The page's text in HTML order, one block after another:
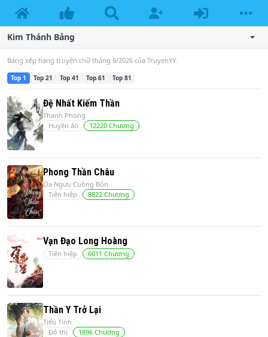
Kim Thánh Bảng
Bảng xếp hạng truyện chữ tháng 8/2026 của TruyenYY.
Top 1 Top 21 Top 41 Top 61 Top 81
Đệ Nhất Kiếm Thần
Thanh Phong
Huyền ảo
12220 Chương
Phong Thần Châu
Oa Ngưu Cuồng Bôn
Tiên hiệp
8822 Chương
Vạn Đạo Long Hoàng
Tiên hiệp 6011 Chương
Thần Y Trở Lại
Tiểu Tinh
Đô thị
1896 Chương